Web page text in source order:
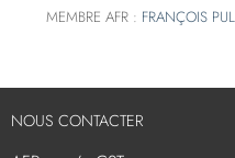
MEMBRE AFR : FRANÇOIS
NOUS CONTACTER